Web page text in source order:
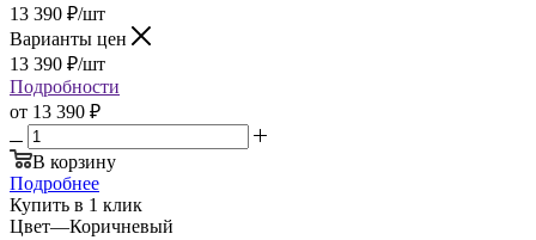
13 390 ₽/шт
Варианты цен
13 390 ₽/шт
Подробности
от 13 390 ₽
В корзину
Подробнее
Купить в 1 клик
Цвет—Коричневый